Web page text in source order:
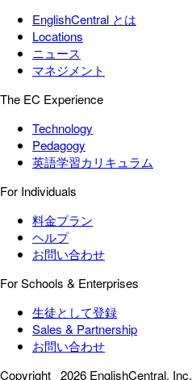
EnglishCentral とは
Locations
ニュース
マネジメント
The EC Experience
Technology
Pedagogy
英語学習カリキュラム
For Individuals
料金プラン
ヘルプ
お問い合わせ
For Schools & Enterprises
生徒として登録
Sales & Partnership
お問い合わせ
Copyright 2026 EnglishCentral, Inc.